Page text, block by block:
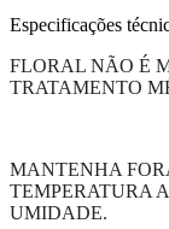
Especificações
FLORAL NÃO É
TRATAMENTO
MANTENHA
TEMPERATURA
UMIDADE.